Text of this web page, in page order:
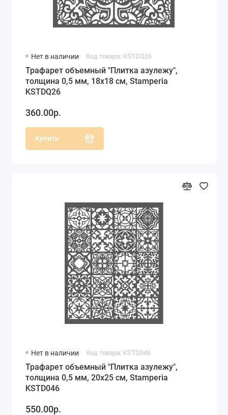
Нет в наличии Код товара: KSTDQ26
Трафарет объемный "Плитка азулежу",
толщина 0,5 мм, 18х18 см, Stamperia
KSTDQ26
360.00р.
Купить
Нет в наличии Код товара: KSTD046
Трафарет объемный "Плитка азулежу",
толщина 0,5 мм, 20х25 см, Stamperia
KSTD046
550.00р.